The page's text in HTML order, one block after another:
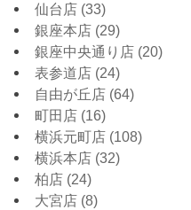
仙台店 (33)
銀座本店 (29)
銀座中央通り店 (20)
表参道店 (24)
自由が丘店 (64)
町田店 (16)
横浜元町店 (108)
横浜本店 (32)
柏店 (24)
大宮店 (8)